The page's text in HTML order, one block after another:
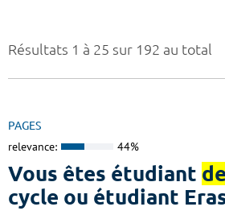
Résultats 1 à 25 sur 192 au total
PAGES
relevance: 44%
Vous êtes étudiant de
cycle ou étudiant